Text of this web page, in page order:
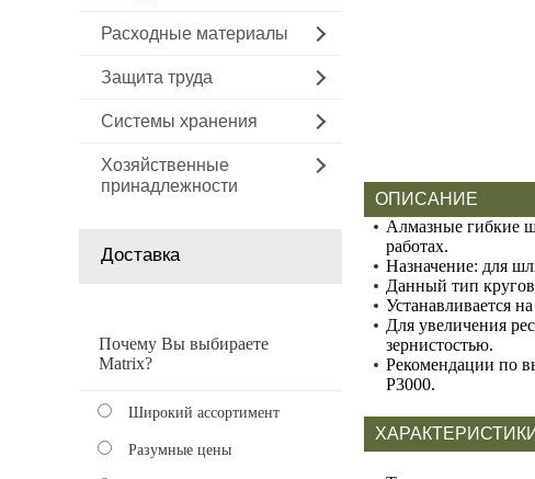
Расходные материалы
Защита труда
Системы хранения
Хозяйственные
принадлежности
Доставка
Почему Вы выбираете
Matrix?
Широкий ассортимент
Разумные цены
ОПИСАНИЕ
Алмазные гибкие
работах.
Назначение: для
Данный тип
Устанавливается
Для увеличения
зернистостью.
Рекомендации по
P3000.
ХАРАКТЕРИСТИКИ